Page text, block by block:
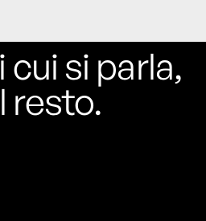
cui si parla,
resto.